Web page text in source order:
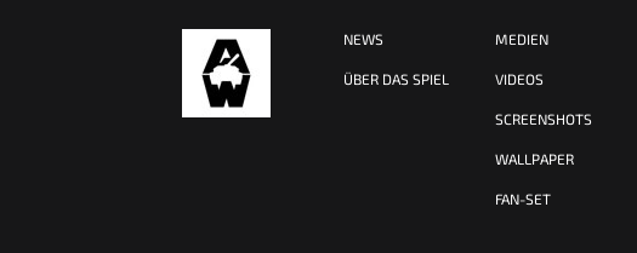
NEWS
ÜBER DAS SPIEL
MEDIEN
VIDEOS
SCREENSHOTS
WALLPAPER
FAN-SET